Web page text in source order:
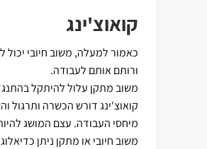
קואוצ'ינג
כאמור למעלה, משוב חיובי יכול
ורותם אותם לעבודה.
משוב מתקן עלול להיתקל
קואוצ'ינג דורש הכשרה ותרגול
מיחסי העבודה. עצם המושג
משוב חיובי או מתקן ניתן